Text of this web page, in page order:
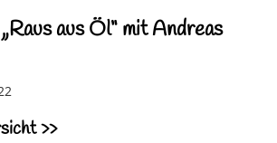
aus Öl“ mit Andreas
>>